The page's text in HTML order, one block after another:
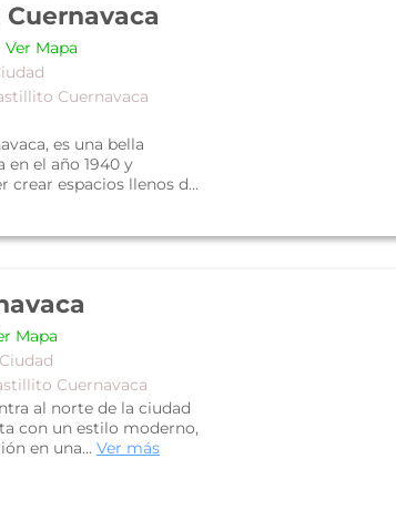
Ver Mapa
Cuernavaca
es una bella
el año 1940 y
crear espacios llenos d...
Mapa
Cuernavaca
al norte de la ciudad
con un estilo moderno,
en una... Ver más